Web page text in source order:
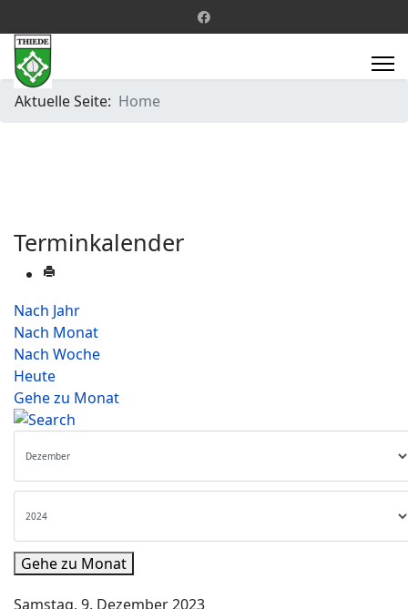
Aktuelle Seite: Home
Terminkalender
Nach Jahr
Nach Monat
Nach Woche
Heute
Gehe zu Monat
Gehe zu Monat
Samstag, 9. Dezember 2023